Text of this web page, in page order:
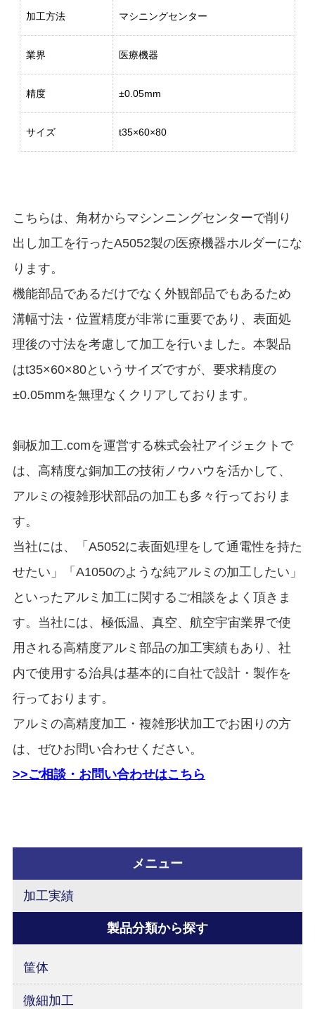
加工方法 マシニングセンター
業界 医療機器
精度 ±0.05mm
サイズ t35×60×80
こちらは、角材からマシンニングセンターで削り
出し加工を行ったA5052製の医療機器ホルダーにな
ります。
機能部品であるだけでなく外観部品でもあるため
溝幅寸法・位置精度が非常に重要であり、表面処
理後の寸法を考慮して加工を行いました。本製品
はt35×60×80というサイズですが、要求精度の
±0.05mmを無理なくクリアしております。
銅板加工.comを運営する株式会社アイジェクトで
は、高精度な銅加工の技術ノウハウを活かして、
アルミの複雑形状部品の加工も多々行っておりま
す。
当社には、「A5052に表面処理をして通電性を持た
せたい」「A1050のような純アルミの加工したい」
といったアルミ加工に関するご相談をよく頂きま
す。当社には、極低温、真空、航空宇宙業界で使
用される高精度アルミ部品の加工実績もあり、社
内で使用する治具は基本的に自社で設計・製作を
行っております。
アルミの高精度加工・複雑形状加工でお困りの方
は、ぜひお問い合わせください。
>>ご相談・お問い合わせはこちら
メニュー
加工実績
製品分類から探す
筐体
微細加工